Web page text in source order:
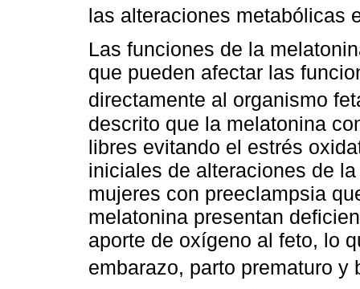
las alteraciones metabólicas
Las funciones de la
que pueden afectar las
directamente al organismo
descrito que la melatonina
libres evitando el estrés
iniciales de alteraciones de
mujeres con preeclampsia
melatonina presentan
aporte de oxígeno al feto, lo
embarazo, parto prematuro y